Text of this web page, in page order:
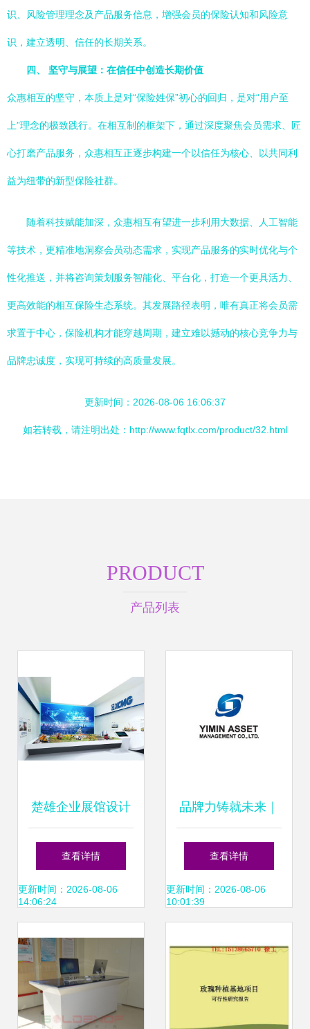
识、风险管理理念及产品服务信息，增强会员的保险认知和风险意
识，建立透明、信任的长期关系。
四、 坚守与展望：在信任中创造长期价值
众惠相互的坚守，本质上是对“保险姓保”初心的回归，是对“用户至
上”理念的极致践行。在相互制的框架下，通过深度聚焦会员需求、匠
心打磨产品服务，众惠相互正逐步构建一个以信任为核心、以共同利
益为纽带的新型保险社群。
随着科技赋能加深，众惠相互有望进一步利用大数据、人工智能
等技术，更精准地洞察会员动态需求，实现产品服务的实时优化与个
性化推送，并将咨询策划服务智能化、平台化，打造一个更具活力、
更高效能的相互保险生态系统。其发展路径表明，唯有真正将会员需
求置于中心，保险机构才能穿越周期，建立难以撼动的核心竞争力与
品牌忠诚度，实现可持续的高质量发展。
更新时间：2026-08-06 16:06:37
如若转载，请注明出处：http://www.fqtlx.com/product/32.html
PRODUCT
产品列表
楚雄企业展馆设计
专业策划赋能品牌
空间新价值
查看详情
更新时间：2026-08-06
14:06:24
品牌力铸就未来｜
北京天一恒业管理
咨询，以体系化思
查看详情
更新时间：2026-08-06
10:01:39